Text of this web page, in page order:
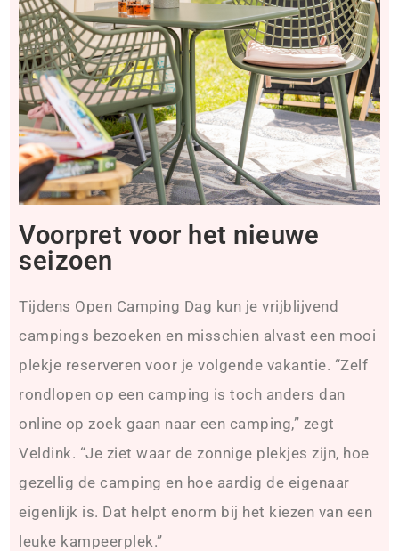
Voorpret voor het nieuwe
seizoen
Tijdens Open Camping Dag kun je vrijblijvend
campings bezoeken en misschien alvast een mooi
plekje reserveren voor je volgende vakantie. “Zelf
rondlopen op een camping is toch anders dan
online op zoek gaan naar een camping,” zegt
Veldink. “Je ziet waar de zonnige plekjes zijn, hoe
gezellig de camping en hoe aardig de eigenaar
eigenlijk is. Dat helpt enorm bij het kiezen van een
leuke kampeerplek.”